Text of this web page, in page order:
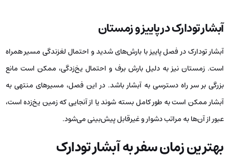
آبشار تودارک در پاییز و زمستان
آبشار تودارک در فصل پاییز با بارش‌های شدید و احتمال لغزندگی مسیر همراه
است. زمستان نیز به دلیل بارش برف و احتمال یخ‌زدگی، ممکن است مانع
بزرگی بر سر راه دسترسی به آبشار باشد. در این فصل، مسیرهای منتهی به
آبشار ممکن است به ‌طور کامل بسته شوند یا از آنجایی که زمین یخ‌زده است،
عبور از آن‌ها به ‌مراتب دشوار و غیرقابل پیش‌بینی می‌شود.
بهترین زمان سفر به آبشار تودارک